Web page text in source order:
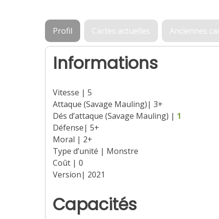
Profil Cartes actuelles Anciennes
Informations
Vitesse | 5
Attaque (Savage Mauling)| 3+
Dés d’attaque (Savage Mauling) | 1
Défense| 5+
Moral | 2+
Type d’unité | Monstre
Coût | 0
Version| 2021
Capacités